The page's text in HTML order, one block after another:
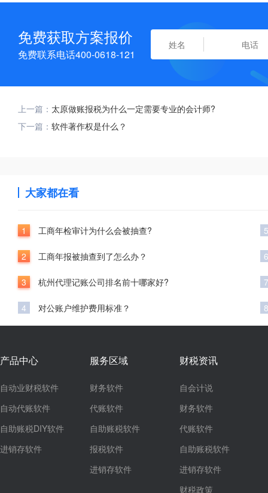
免费获取方案报价
免费联系电话400-0618-121
上一篇： 太原做账报税为什么一定需要专业的会计师?
下一篇： 软件著作权是什么？
大家都在看
1 工商年检审计为什么会被抽查?
2 工商年报被抽查到了怎么办？
3 杭州代理记账公司排名前十哪家好?
4 对公账户维护费用标准？
5
6
7
8
产品中心
自动业财税软件
自动代账软件
自助账税DIY软件
进销存软件
服务区域
财务软件
代账软件
自助账税软件
报税软件
进销存软件
财税资讯
自会计说
财务软件
代账软件
自助账税软件
进销存软件
财税政策